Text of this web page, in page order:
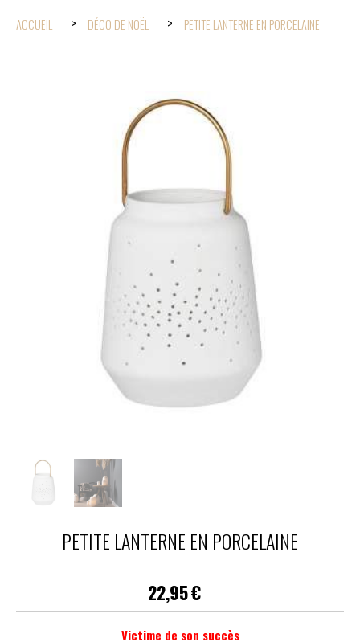
ACCUEIL DÉCO DE NOËL PETITE LANTERNE EN PORCELAINE
PETITE LANTERNE EN PORCELAINE
22,95€
Victime de son succès